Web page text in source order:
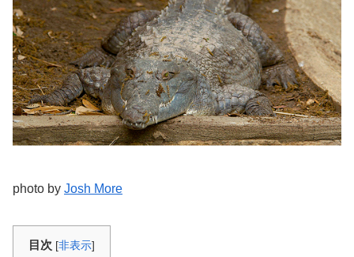
photo by Josh More
目次 [非表示]